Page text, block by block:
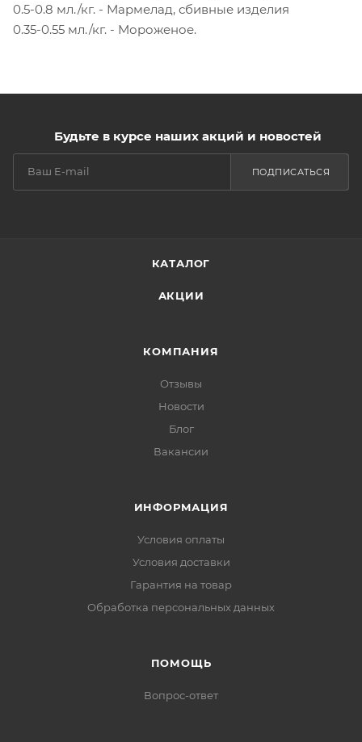
0.5-0.8 мл./кг. - Мармелад, сбивные изделия
0.35-0.55 мл./кг. - Мороженое.
Будьте в курсе наших акций и новостей
ПОДПИСАТЬСЯ
КАТАЛОГ
АКЦИИ
КОМПАНИЯ
Отзывы
Новости
Блог
Вакансии
ИНФОРМАЦИЯ
Условия оплаты
Условия доставки
Гарантия на товар
Обработка персональных данных
ПОМОЩЬ
Вопрос-ответ